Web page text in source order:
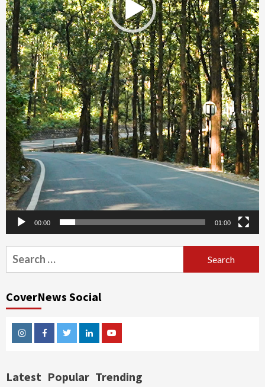
00:00 01:00
Search
for:
CoverNews Social
InstagramFacebookTwitterLinkedinYoutube
Latest Popular Trending